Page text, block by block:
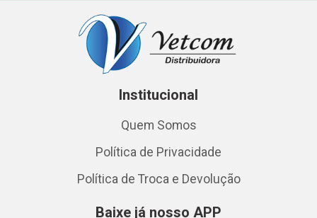
Institucional
Quem Somos
Política de Privacidade
Política de Troca e Devolução
Baixe já nosso APP